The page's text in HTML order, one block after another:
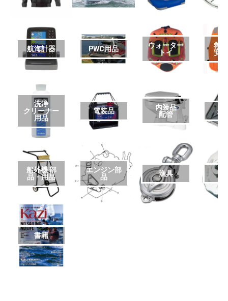
航海計器 PWC用品
ウォーター
トイ
救
安
洗浄
クリーナー
用品
電装品
内装品
配管
艤
船外機 部
品・用品
エンジン部
品
漁具
書籍